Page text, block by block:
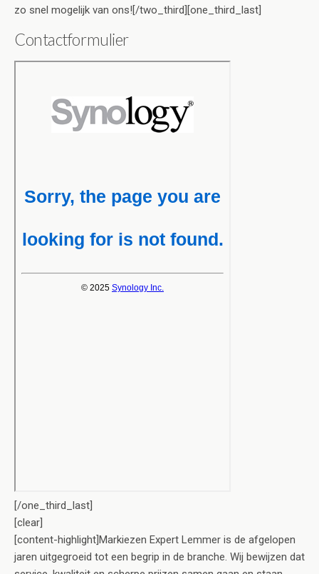
zo snel mogelijk van ons![/two_third][one_third_last]
Contactformulier
[/one_third_last]
[clear]
[content-highlight]Markiezen Expert Lemmer is de afgelopen
jaren uitgegroeid tot een begrip in de branche. Wij bewijzen dat